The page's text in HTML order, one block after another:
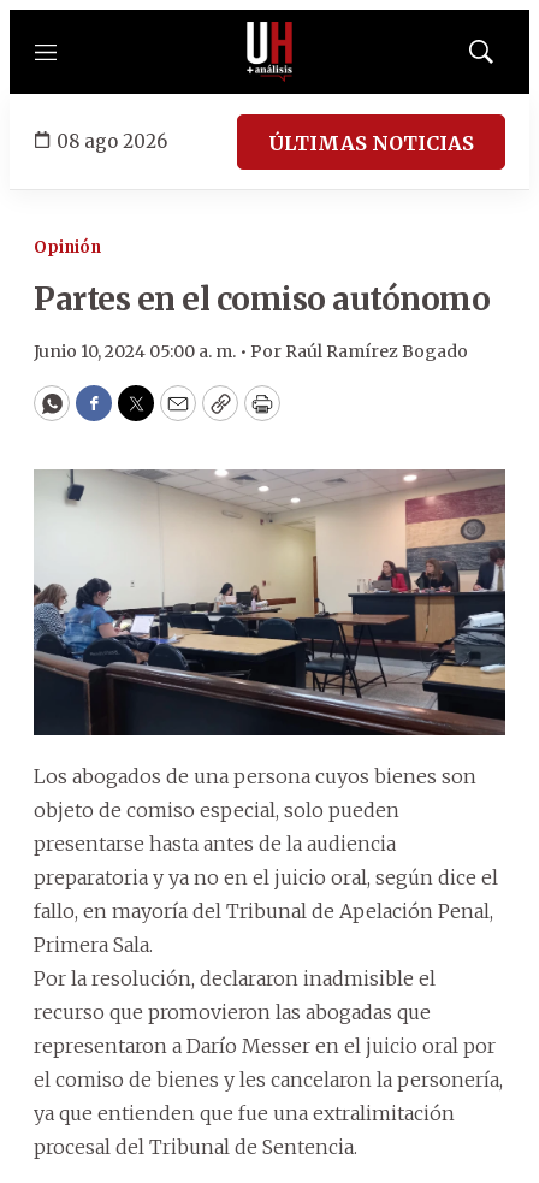
Menú
Mostrar
08 ago 2026 ÚLTIMAS NOTICIAS
Opinión
Partes en el comiso autónomo
Junio 10, 2024 05:00 a. m. • Por Raúl Ramírez Bogado
WhatsApp
Facebook
Twitter
EmailCopyPrint
Los abogados de una persona cuyos bienes son
objeto de comiso especial, solo pueden
presentarse hasta antes de la audiencia
preparatoria y ya no en el juicio oral, según dice el
fallo, en mayoría del Tribunal de Apelación Penal,
Primera Sala.
Por la resolución, declararon inadmisible el
recurso que promovieron las abogadas que
representaron a Darío Messer en el juicio oral por
el comiso de bienes y les cancelaron la personería,
ya que entienden que fue una extralimitación
procesal del Tribunal de Sentencia.